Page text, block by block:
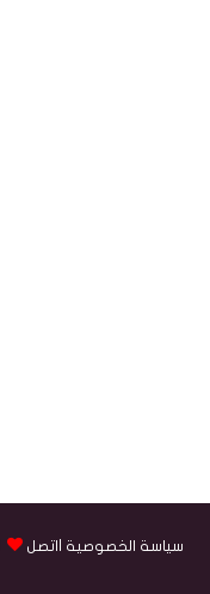
سياسة الخصوصية اتصل